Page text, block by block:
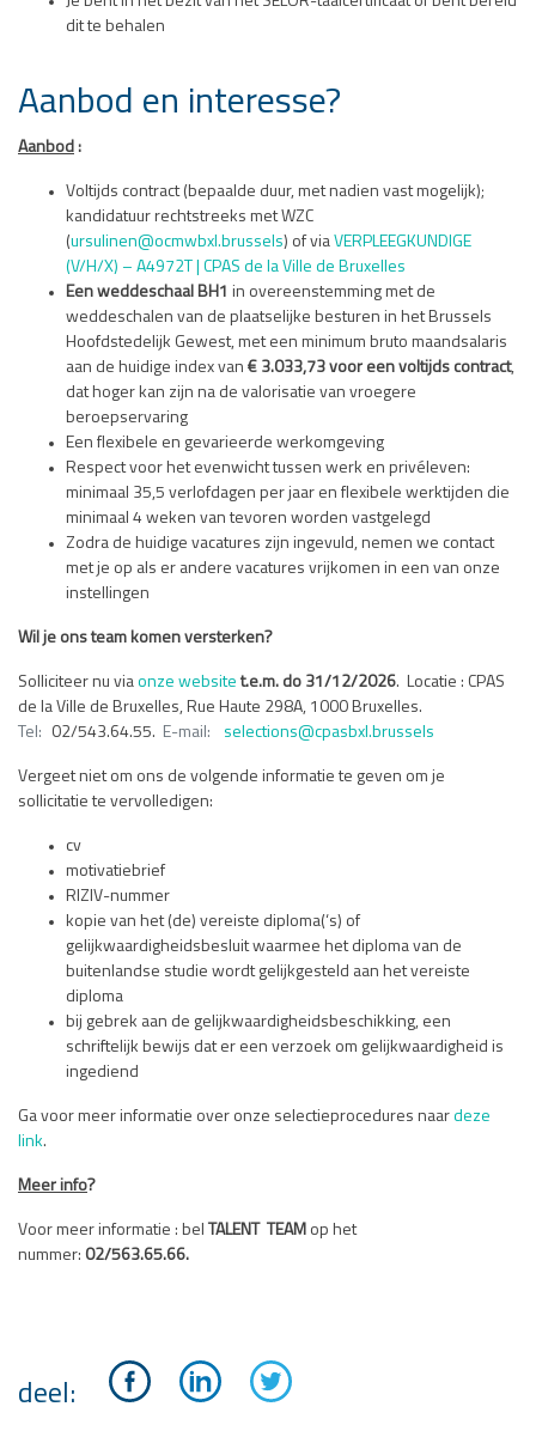
dit te behalen
Aanbod en interesse?
Aanbod :
Voltijds contract (bepaalde duur, met nadien vast mogelijk);
kandidatuur rechtstreeks met WZC
(ursulinen@ocmwbxl.brussels) of via VERPLEEGKUNDIGE
(V/H/X) – A4972T | CPAS de la Ville de Bruxelles
Een weddeschaal BH1 in overeenstemming met de
weddeschalen van de plaatselijke besturen in het Brussels
Hoofdstedelijk Gewest, met een minimum bruto maandsalaris
aan de huidige index van € 3.033,73 voor een voltijds contract,
dat hoger kan zijn na de valorisatie van vroegere
beroepservaring
Een flexibele en gevarieerde werkomgeving
Respect voor het evenwicht tussen werk en privéleven:
minimaal 35,5 verlofdagen per jaar en flexibele werktijden die
minimaal 4 weken van tevoren worden vastgelegd
Zodra de huidige vacatures zijn ingevuld, nemen we contact
met je op als er andere vacatures vrijkomen in een van onze
instellingen
Wil je ons team komen versterken?
Solliciteer nu via onze website t.e.m. do 31/12/2026. Locatie : CPAS
de la Ville de Bruxelles, Rue Haute 298A, 1000 Bruxelles.
Tel:
02/543.64.55. E-mail: selections@cpasbxl.brussels
Vergeet niet om ons de volgende informatie te geven om je
sollicitatie te vervolledigen:
cv
motivatiebrief
RIZIV-nummer
kopie van het (de) vereiste diploma(‘s) of
gelijkwaardigheidsbesluit waarmee het diploma van de
buitenlandse studie wordt gelijkgesteld aan het vereiste
diploma
bij gebrek aan de gelijkwaardigheidsbeschikking, een
schriftelijk bewijs dat er een verzoek om gelijkwaardigheid is
ingediend
Ga voor meer informatie over onze selectieprocedures naar deze
link.
Meer info?
Voor meer informatie : bel TALENT TEAM op het
nummer: 02/563.65.66.
deel: